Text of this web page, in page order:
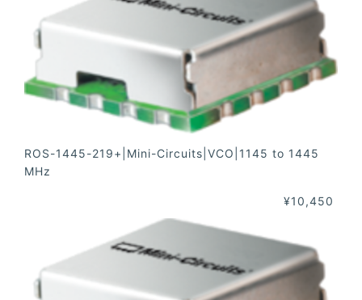
ROS-1445-219+|Mini-Circuits|VCO|1145 to 1445
MHz
¥10,450